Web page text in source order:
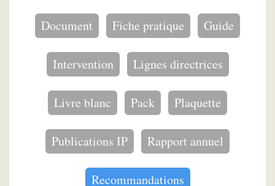
Document Fiche pratique Guide
Intervention Lignes directrices
Livre blanc Pack Plaquette
Publications IP Rapport annuel
Recommandations